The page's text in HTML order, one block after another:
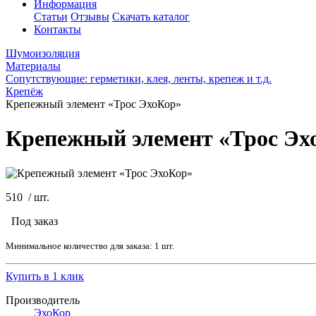
Информация
Статьи Отзывы Скачать каталог
Контакты
Шумоизоляция
Материалы
Сопутствующие: герметики, клея, ленты, крепеж и т.д.
Крепёж
Крепежный элемент «Трос ЭхоКор»
Крепежный элемент «Трос
510 /шт.
Под заказ
Минимальное количество для заказа: 1 шт.
Купить в 1 клик
Производитель
ЭхоКор